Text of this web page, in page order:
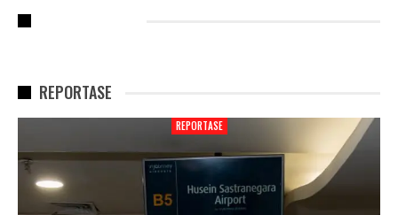
REPORTASE
REPORTASE